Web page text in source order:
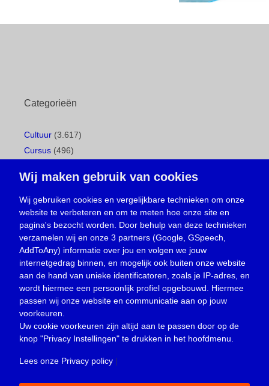
Categorieën
Cultuur (3.617)
Cursus (496)
Gemeentepagina(104)
Ingezonden brief(537)
Media(156)
Nieuws (23.329)
Oproep(734)
Overlijden(39)
Podcast(18)
prijsvraag (5)
Religie (1.438)
Service(226)
Wij maken gebruik van cookies
Wij gebruiken cookies en vergelijkbare technieken om onze
website te verbeteren en om te meten hoe onze site en
pagina's bezocht worden. Door behulp van deze technieken
verzamelen wij en onze 3 partners (Google, GSpeech,
AddToAny) informatie over jou en volgen we jouw
internetgedrag binnen, en mogelijk ook buiten onze website
aan de hand van unieke identificatoren, zoals je IP-adres, en
wordt hiermee een persoonlijk profiel opgebouwd. Hiermee
passen wij onze website en communicatie aan op jouw
voorkeuren.
Uw cookie voorkeuren zijn altijd aan te passen door op de
knop "Privacy Instellingen" te drukken in het hoofdmenu.
Lees onze Privacy policy |